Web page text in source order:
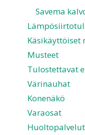
Savema
Musteet
Tulostettavat
Värinauhat
Konenäkö
Varaosat